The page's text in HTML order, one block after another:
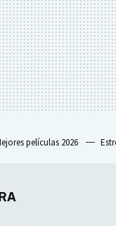
películas 2026